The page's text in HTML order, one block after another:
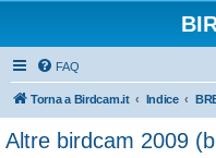
FAQ
Torna a Birdcam.it Indice
Altre birdcam 2009